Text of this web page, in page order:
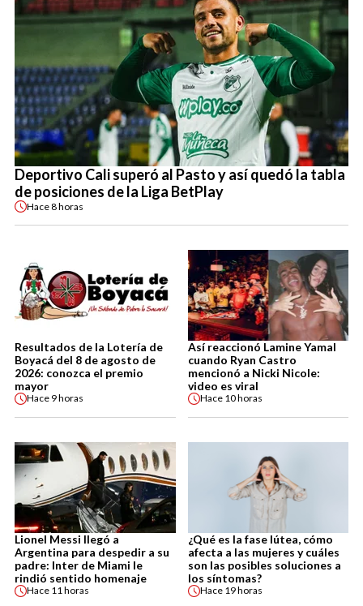
Deportivo Cali superó al Pasto y así quedó la tabla
de posiciones de la Liga BetPlay
Hace8 horas
Resultados de la Lotería de
Boyacá del 8 de agosto de
2026: conozca el premio
mayor
Hace 9 horas
Así reaccionó Lamine Yamal
cuando Ryan Castro
mencionó a Nicki Nicole:
video es viral
Hace 10 horas
Lionel Messi llegó a
Argentina para despedir a su
padre: Inter de Miami le
rindió sentido homenaje
Hace 11 horas
¿Qué es la fase lútea, cómo
afecta a las mujeres y cuáles
son las posibles soluciones a
los síntomas?
Hace 19 horas